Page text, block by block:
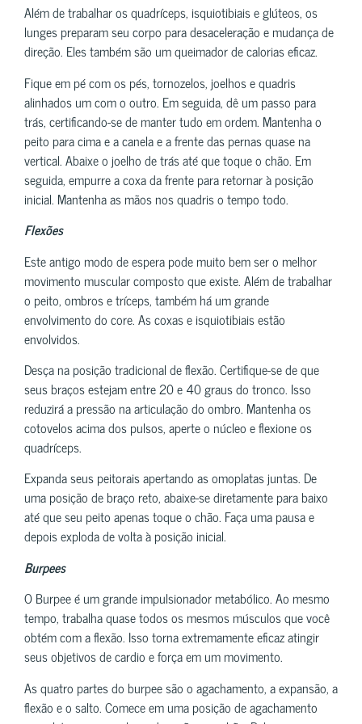
Além de trabalhar os quadríceps, isquiotibiais e glúteos, os
lunges preparam seu corpo para desaceleração e mudança de
direção. Eles também são um queimador de calorias eficaz.
Fique em pé com os pés, tornozelos, joelhos e quadris
alinhados um com o outro. Em seguida, dê um passo para
trás, certificando-se de manter tudo em ordem. Mantenha o
peito para cima e a canela e a frente das pernas quase na
vertical. Abaixe o joelho de trás até que toque o chão. Em
seguida, empurre a coxa da frente para retornar à posição
inicial. Mantenha as mãos nos quadris o tempo todo.
Flexões
Este antigo modo de espera pode muito bem ser o melhor
movimento muscular composto que existe. Além de trabalhar
o peito, ombros e tríceps, também há um grande
envolvimento do core. As coxas e isquiotibiais estão
envolvidos.
Desça na posição tradicional de flexão. Certifique-se de que
seus braços estejam entre 20 e 40 graus do tronco. Isso
reduzirá a pressão na articulação do ombro. Mantenha os
cotovelos acima dos pulsos, aperte o núcleo e flexione os
quadríceps.
Expanda seus peitorais apertando as omoplatas juntas. De
uma posição de braço reto, abaixe-se diretamente para baixo
até que seu peito apenas toque o chão. Faça uma pausa e
depois exploda de volta à posição inicial.
Burpees
O Burpee é um grande impulsionador metabólico. Ao mesmo
tempo, trabalha quase todos os mesmos músculos que você
obtém com a flexão. Isso torna extremamente eficaz atingir
seus objetivos de cardio e força em um movimento.
As quatro partes do burpee são o agachamento, a expansão, a
flexão e o salto. Comece em uma posição de agachamento